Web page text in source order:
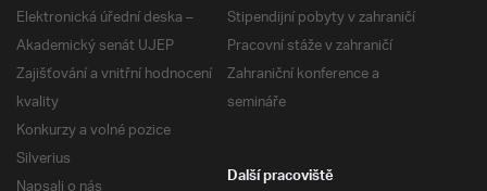
Elektronická úřední deska –
Akademický senát UJEP
Zajišťování a vnitřní hodnocení
kvality
Konkurzy a volné pozice
Silverius
Stipendijní pobyty v zahraničí
Pracovní stáže v zahraničí
Zahraniční konference a
semináře
Další pracoviště